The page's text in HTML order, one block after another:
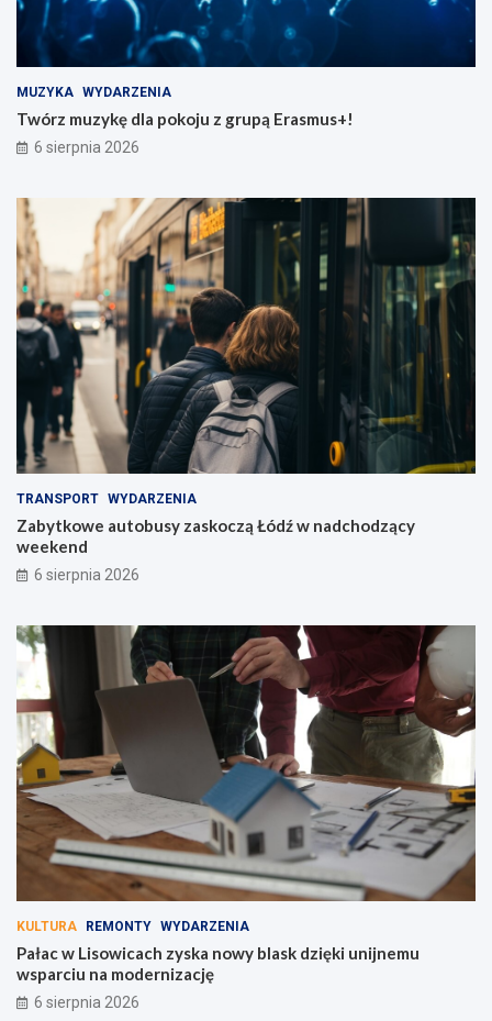
MUZYKA WYDARZENIA
Twórz muzykę dla pokoju z grupą Erasmus+!
6 sierpnia 2026
TRANSPORT WYDARZENIA
Zabytkowe autobusy zaskoczą Łódź w nadchodzący
weekend
6 sierpnia 2026
KULTURA REMONTY WYDARZENIA
Pałac w Lisowicach zyska nowy blask dzięki unijnemu
wsparciu na modernizację
6 sierpnia 2026